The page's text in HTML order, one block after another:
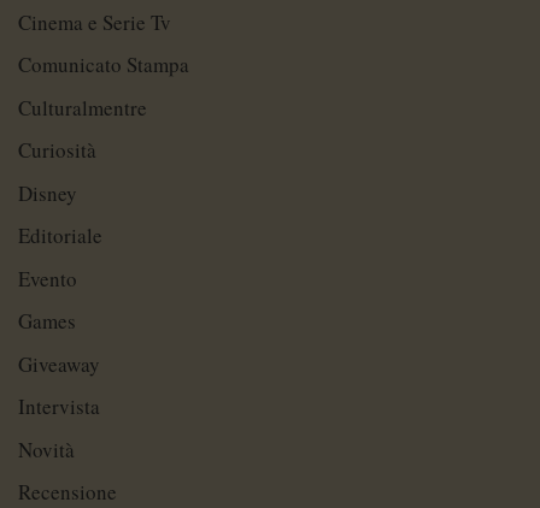
Cinema e Serie Tv
Comunicato Stampa
Culturalmentre
Curiosità
Disney
Editoriale
Evento
Games
Giveaway
Intervista
Novità
Recensione